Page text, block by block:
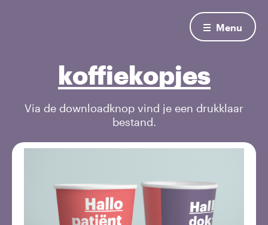
Menu
koffiekopjes
Via de downloadknop vind je een drukklaar
bestand.